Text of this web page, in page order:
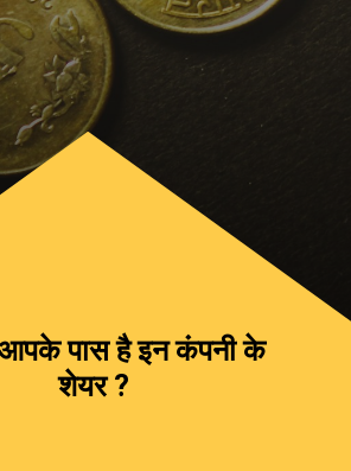
आपके पास है इन कंपनी के
शेयर ?